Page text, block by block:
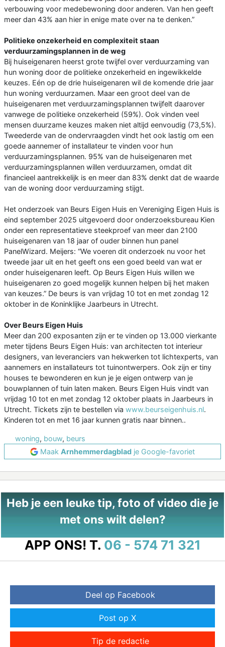
verbouwing voor medebewoning door anderen. Van hen geeft
meer dan 43% aan hier in enige mate over na te denken.”
Politieke onzekerheid en complexiteit staan
verduurzamingsplannen in de weg
Bij huiseigenaren heerst grote twijfel over verduurzaming van
hun woning door de politieke onzekerheid en ingewikkelde
keuzes. Eén op de drie huiseigenaren wil de komende drie jaar
hun woning verduurzamen. Maar een groot deel van de
huiseigenaren met verduurzamingsplannen twijfelt daarover
vanwege de politieke onzekerheid (59%). Ook vinden veel
mensen duurzame keuzes maken niet altijd eenvoudig (73,5%).
Tweederde van de ondervraagden vindt het ook lastig om een
goede aannemer of installateur te vinden voor hun
verduurzamingsplannen. 95% van de huiseigenaren met
verduurzamingsplannen willen verduurzamen, omdat dit
financieel aantrekkelijk is en meer dan 83% denkt dat de waarde
van de woning door verduurzaming stijgt.
Het onderzoek van Beurs Eigen Huis en Vereniging Eigen Huis is
eind september 2025 uitgevoerd door onderzoeksbureau Kien
onder een representatieve steekproef van meer dan 2100
huiseigenaren van 18 jaar of ouder binnen hun panel
PanelWizard. Meijers: “We voeren dit onderzoek nu voor het
tweede jaar uit en het geeft ons een goed beeld van wat er
onder huiseigenaren leeft. Op Beurs Eigen Huis willen we
huiseigenaren zo goed mogelijk kunnen helpen bij het maken
van keuzes.” De beurs is van vrijdag 10 tot en met zondag 12
oktober in de Koninklijke Jaarbeurs in Utrecht.
Over Beurs Eigen Huis
Meer dan 200 exposanten zijn er te vinden op 13.000 vierkante
meter tijdens Beurs Eigen Huis: van architecten tot interieur
designers, van leveranciers van hekwerken tot lichtexperts, van
aannemers en installateurs tot tuinontwerpers. Ook zijn er tiny
houses te bewonderen en kun je je eigen ontwerp van je
bouwplannen of tuin laten maken. Beurs Eigen Huis vindt van
vrijdag 10 tot en met zondag 12 oktober plaats in Jaarbeurs in
Utrecht. Tickets zijn te bestellen via www.beurseigenhuis.nl.
Kinderen tot en met 16 jaar kunnen gratis naar binnen..
woning, bouw, beurs
Maak Arnhemmerdagblad je Google-favoriet
Heb je een leuke tip, foto of video die je
met ons wilt delen?
APP ONS! T. 06 - 574 71 321
Deel op Facebook
Post op X
Tip de redactie